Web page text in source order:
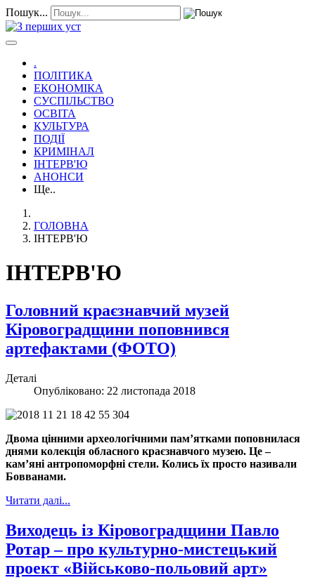
Пошук...
.
ПОЛІТИКА
ЕКОНОМІКА
СУСПІЛЬСТВО
ОСВІТА
КУЛЬТУРА
ПОДІЇ
КРИМІНАЛ
ІНТЕРВ'Ю
АНОНСИ
Ще..
ГОЛОВНА
ІНТЕРВ'Ю
ІНТЕРВ'Ю
Головний краєзнавчий музей
Кіровоградщини поповнився
артефактами (ФОТО)
Деталі
Опубліковано: 22 листопада 2018
Двома цінними археологічними пам’ятками поповнилася
днями колекція обласного краєзнавчого музею. Це –
кам’яні антропоморфні стели. Колись їх просто називали
Бовванами.
Читати далі...
Виходець із Кіровоградщини Павло
Ротар – про культурно-мистецький
проект «Військово-польовий арт»